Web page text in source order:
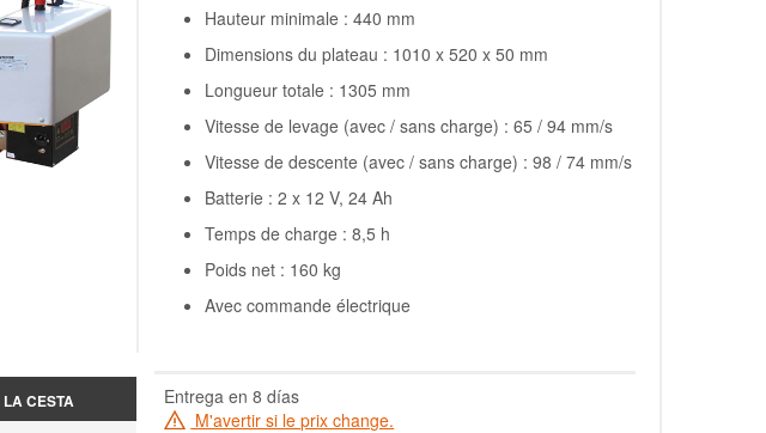
Hauteur minimale : 440 mm
Dimensions du plateau : 1010 x 520 x 50 mm
Longueur totale : 1305 mm
Vitesse de levage (avec / sans charge) : 65 / 94 mm/s
Vitesse de descente (avec / sans charge) : 98 / 74 mm/s
Batterie : 2 x 12 V, 24 Ah
Temps de charge : 8,5 h
Poids net : 160 kg
Avec commande électrique
CESTA
Entrega en 8 días
M'avertir si le prix change.